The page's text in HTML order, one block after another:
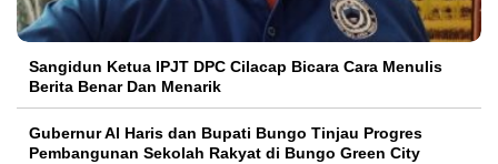
Sangidun Ketua IPJT DPC Cilacap Bicara Cara Menulis
Berita Benar Dan Menarik
​Gubernur Al Haris dan Bupati Bungo Tinjau Progres
Pembangunan Sekolah Rakyat di Bungo Green City